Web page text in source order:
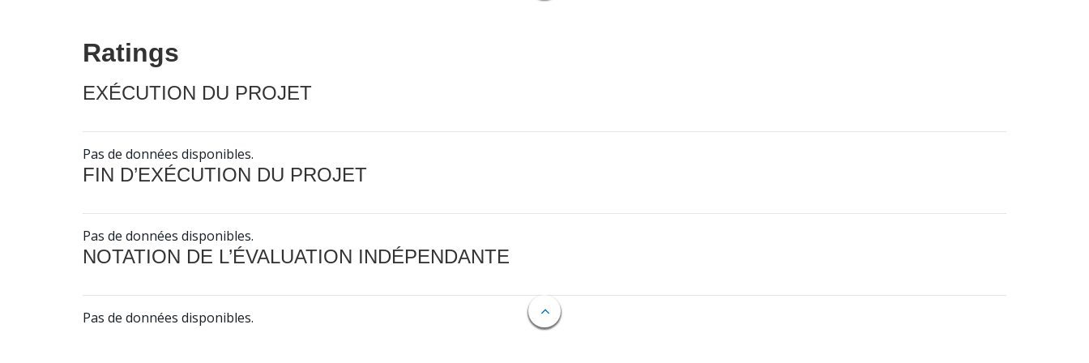
Ratings
EXÉCUTION DU PROJET
Pas de données disponibles.
FIN D’EXÉCUTION DU PROJET
Pas de données disponibles.
NOTATION DE L’ÉVALUATION INDÉPENDANTE
Pas de données disponibles.